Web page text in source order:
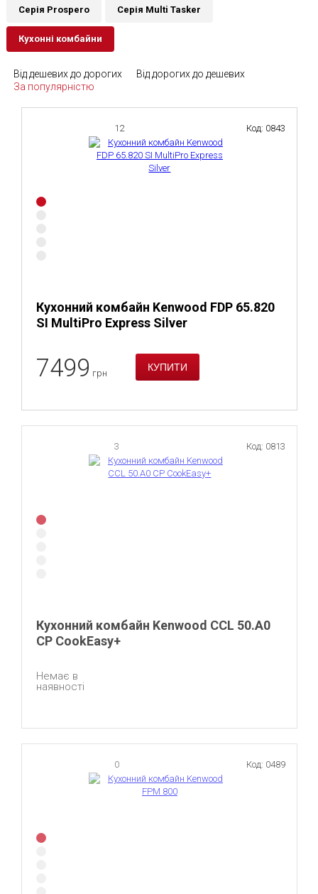
Серія Prospero Серія Multi Tasker
Кухонні комбайни
Від дешевих до дорогих
Від дорогих до дешевих
За популярністю
12
Кухонний комбайн Kenwood FDP 65.820
SI MultiPro Express Silver
Код: 0843
7499 грн
3
Кухонний комбайн Kenwood CCL 50.A0
CP CookEasy+
Код: 0813
Немає в
наявності
0 Код: 0489